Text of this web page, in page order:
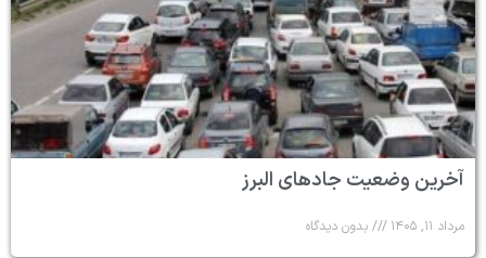
آخرین وضعیت جادهای البرز
مرداد ۱۱, ۱۴۰۵ بدون دیدگاه